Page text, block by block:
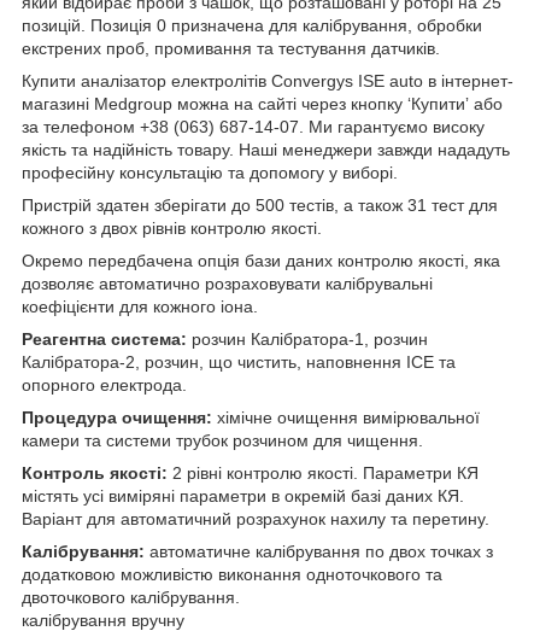
позицій. Позиція 0 призначена для калібрування, обробки
екстрених проб, промивання та тестування датчиків.
Купити аналізатор електролітів Convergys ISE auto в інтернет-
магазині Medgroup можна на сайті через кнопку ‘Купитиʼ або
за телефоном +38 (063) 687-14-07. Ми гарантуємо високу
якість та надійність товару. Наші менеджери завжди нададуть
професійну консультацію та допомогу у виборі.
Пристрій здатен зберігати до 500 тестів, а також 31 тест для
кожного з двох рівнів контролю якості.
Окремо передбачена опція бази даних контролю якості, яка
дозволяє автоматично розраховувати калібрувальні
коефіцієнти для кожного іона.
Реагентна система: розчин Калібратора-1, розчин
Калібратора-2, розчин, що чистить, наповнення ІСЕ та
опорного електрода.
Процедура очищення: хімічне очищення вимірювальної
камери та системи трубок розчином для чищення.
Контроль якості: 2 рівні контролю якості. Параметри КЯ
містять усі виміряні параметри в окремій базі даних КЯ.
Варіант для автоматичний розрахунок нахилу та перетину.
Калібрування: автоматичне калібрування по двох точках з
додатковою можливістю виконання одноточкового та
двоточкового калібрування.
калібрування вручну